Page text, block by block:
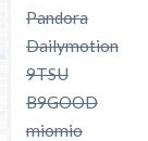
Pandora
Dailymotion
9TSU
B9GOOD
miomio